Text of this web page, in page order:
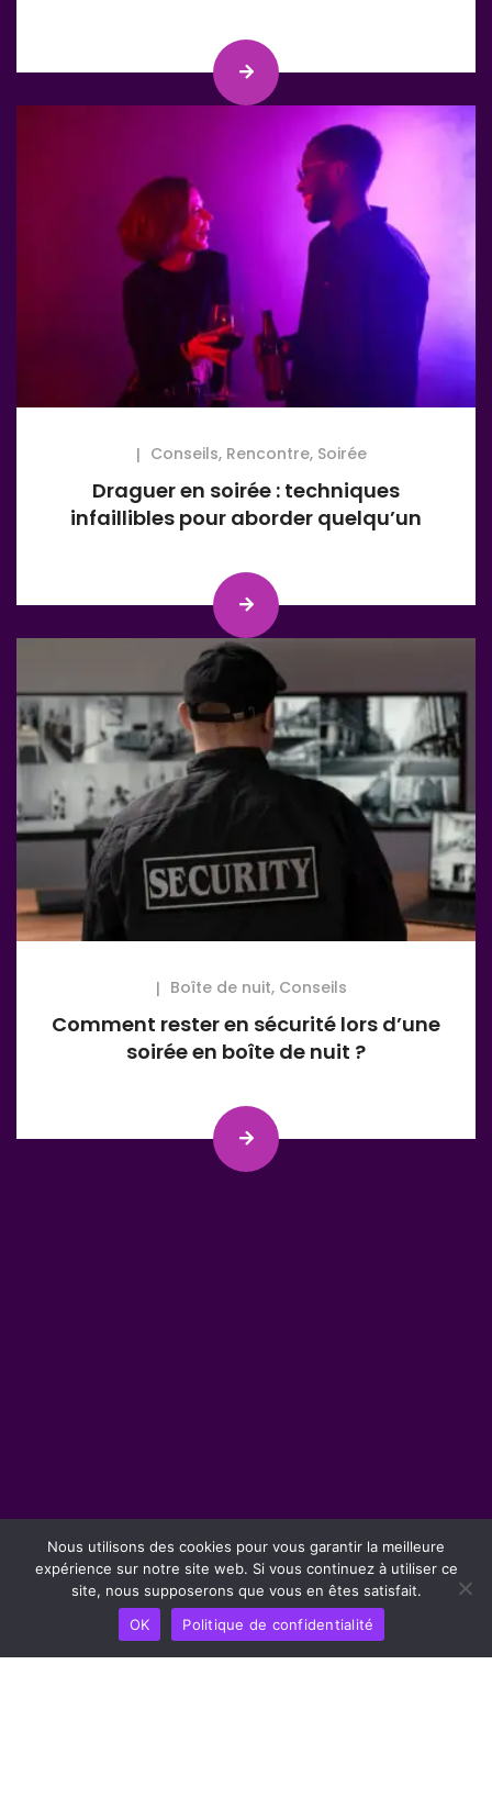
Conseils, Rencontre, Soirée
Draguer en soirée : techniques
infaillibles pour aborder quelqu’un
Boîte de nuit, Conseils
Comment rester en sécurité lors d’une
soirée en boîte de nuit ?
Nous utilisons des cookies pour vous garantir la meilleure
expérience sur notre site web. Si vous continuez à utiliser ce
site, nous supposerons que vous en êtes satisfait.
OK
Politique de confidentialité